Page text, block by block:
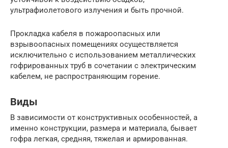
ультрафиолетового излучения и быть прочной.
Прокладка кабеля в пожароопасных или
взрывоопасных помещениях осуществляется
исключительно с использованием металлических
гофрированных труб в сочетании с электрическим
кабелем, не распространяющим горение.
Виды
В зависимости от конструктивных особенностей, а
именно конструкции, размера и материала, бывает
гофра легкая, средняя, тяжелая и армированная.